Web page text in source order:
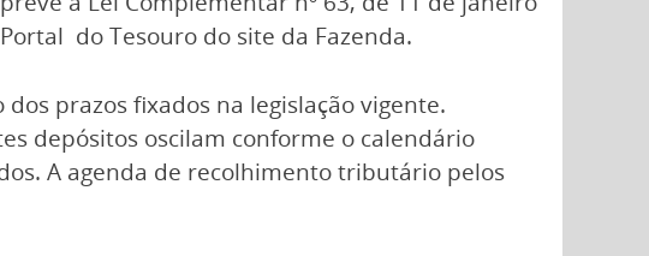
do Tesouro do site da Fazenda.
prazos fixados na legislação vigente.
depósitos oscilam conforme o calendário
A agenda de recolhimento tributário pelos